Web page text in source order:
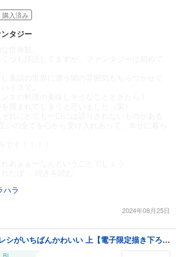
購入済み
タジー
ハラ
2024年08月25日
俺のカレシがいちばんかわいい 上【電子限定描き下ろし漫画付き】